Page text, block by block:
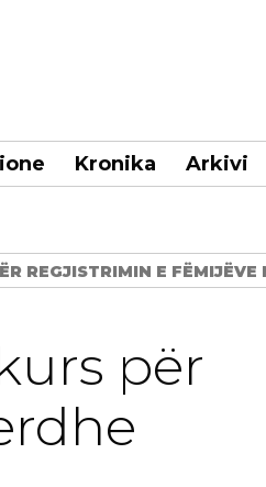
Kronika Arkivi
REGJISTRIMIN E FËMIJËVE
për